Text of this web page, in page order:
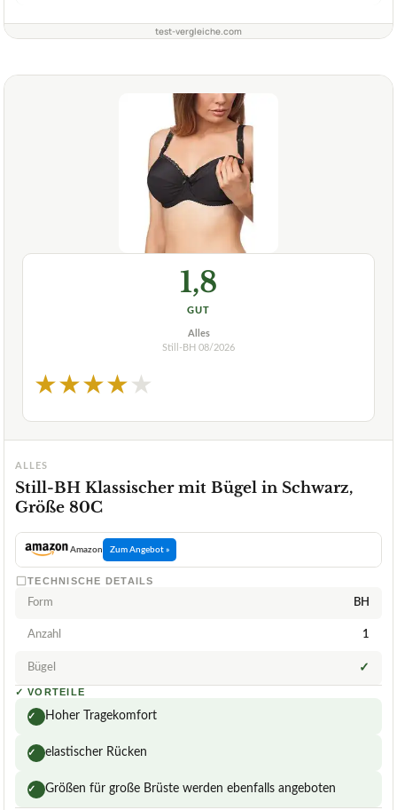
test-vergleiche.com
1,8
GUT
Alles
Still-BH 08/2026
★★★★★
ALLES
Still-BH Klassischer mit Bügel in Schwarz,
Größe 80C
Amazon Zum Angebot »
TECHNISCHE DETAILS
Form BH
Anzahl 1
Bügel ✓
✓ VORTEILE
✓ Hoher Tragekomfort
✓ elastischer Rücken
✓ Größen für große Brüste werden ebenfalls angeboten